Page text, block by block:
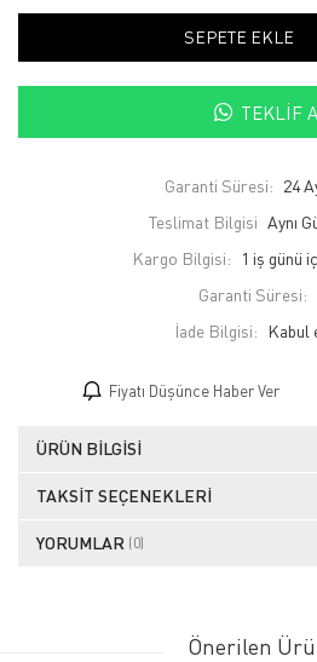
SEPETE EKLE
TEKLIF
Garanti Süresi: 24
Teslimat Bilgisi Aynı
Kargo Bilgisi:
1 iş günü
Garanti Süresi:
İade Bilgisi:
Fiyatı Düşünce Haber Ver
ÜRÜN BILGISI
TAKSIT SEÇENEKLERI
YORUMLAR (0)
Önerilen